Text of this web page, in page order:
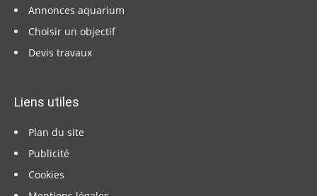
Annonces aquarium
Choisir un objectif
Devis travaux
Liens utiles
Plan du site
Publicité
Cookies